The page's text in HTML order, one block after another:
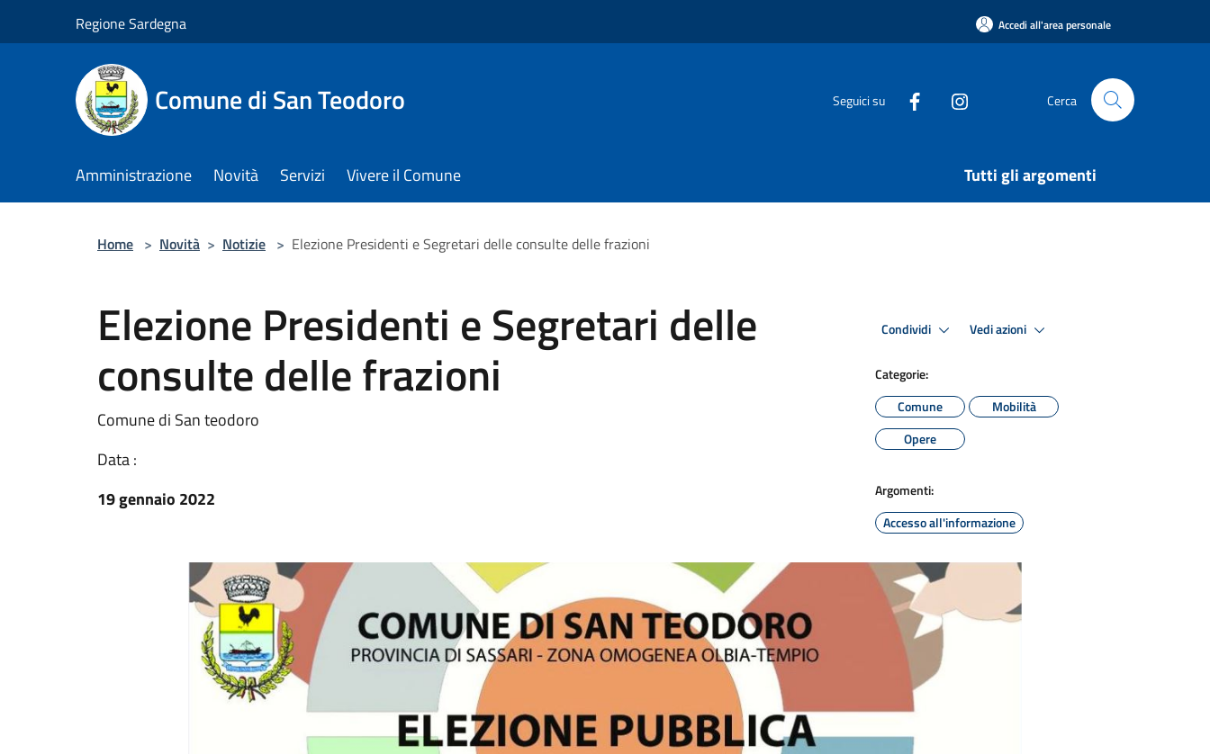
Regione Sardegna Accedi all'area personale
Comune di San Teodoro Seguici su Cerca
Amministrazione Novità Servizi Vivere il Comune Tutti gli argomenti
Home > Novità > Notizie > Elezione Presidenti e Segretari delle consulte delle frazioni
Elezione Presidenti e Segretari delle
consulte delle frazioni
Comune di San teodoro
Data :
19 gennaio 2022
Condividi Vedi azioni
Categorie:
Comune
Mobilità
Opere
Argomenti:
Accesso all'informazione